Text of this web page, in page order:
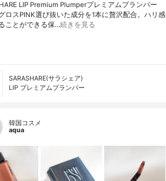
LIP Premium Plumperプレミアムプランパー
ロスPINK選び抜いた成分を1本に贅沢配合。ハリ感
ことができる保…続きを見る
SARASHARE(サラシェア)
LIP プレミアムプランパー
韓国コスメ
aqua